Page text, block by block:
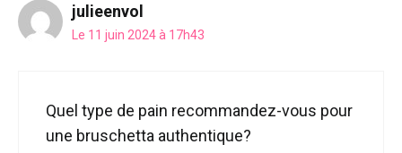
julieenvol
Le 11 juin 2024 à 17h43
Quel type de pain recommandez-vous pour
une bruschetta authentique?